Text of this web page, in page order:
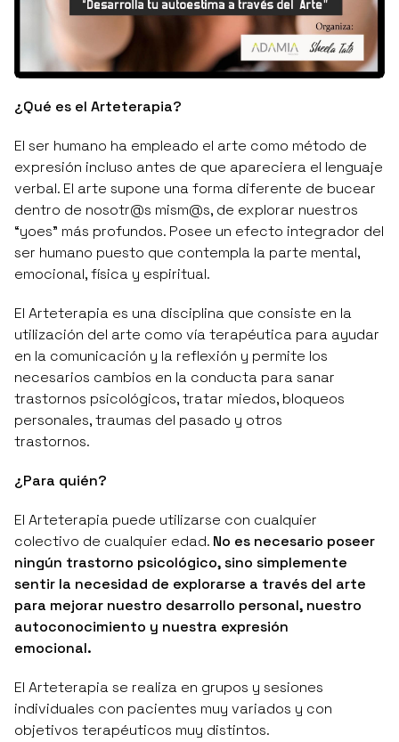
¿Qué es el Arteterapia?
El ser humano ha empleado el arte como método de
expresión incluso antes de que apareciera el lenguaje
verbal. El arte supone una forma diferente de bucear
dentro de nosotr@s mism@s, de explorar nuestros
“yoes” más profundos. Posee un efecto integrador del
ser humano puesto que contempla la parte mental,
emocional, física y espiritual.
El Arteterapia es una disciplina que consiste en la
utilización del arte como vía terapéutica para ayudar
en la comunicación y la reflexión y permite los
necesarios cambios en la conducta para sanar
trastornos psicológicos, tratar miedos, bloqueos
personales, traumas del pasado y otros
trastornos.
¿Para quién?
El Arteterapia puede utilizarse con cualquier
colectivo de cualquier edad. No es necesario poseer
ningún trastorno psicológico, sino simplemente
sentir la necesidad de explorarse a través del arte
para mejorar nuestro desarrollo personal, nuestro
autoconocimiento y nuestra expresión
emocional.
El Arteterapia se realiza en grupos y sesiones
individuales con pacientes muy variados y con
objetivos terapéuticos muy distintos.